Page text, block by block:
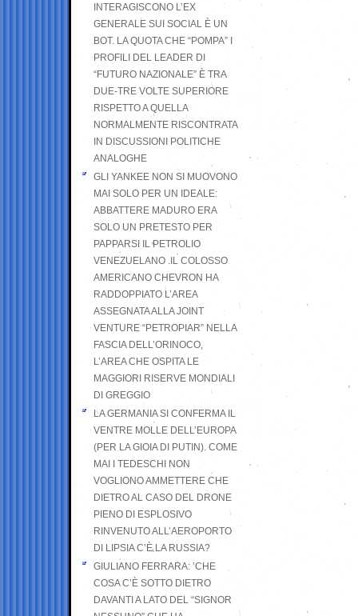
INTERAGISCONO L’EX
GENERALE SUI SOCIAL È UN
BOT. LA QUOTA CHE “POMPA” I
PROFILI DEL LEADER DI
“FUTURO NAZIONALE” È TRA
DUE-TRE VOLTE SUPERIORE
RISPETTO A QUELLA
NORMALMENTE RISCONTRATA
IN DISCUSSIONI POLITICHE
ANALOGHE
GLI YANKEE NON SI MUOVONO
MAI SOLO PER UN IDEALE:
ABBATTERE MADURO ERA
SOLO UN PRETESTO PER
PAPPARSI IL PETROLIO
VENEZUELANO .IL COLOSSO
AMERICANO CHEVRON HA
RADDOPPIATO L’AREA
ASSEGNATA ALLA JOINT
VENTURE “PETROPIAR” NELLA
FASCIA DELL’ORINOCO,
L’AREA CHE OSPITA LE
MAGGIORI RISERVE MONDIALI
DI GREGGIO
LA GERMANIA SI CONFERMA IL
VENTRE MOLLE DELL’EUROPA
(PER LA GIOIA DI PUTIN). COME
MAI I TEDESCHI NON
VOGLIONO AMMETTERE CHE
DIETRO AL CASO DEL DRONE
PIENO DI ESPLOSIVO
RINVENUTO ALL’AEROPORTO
DI LIPSIA C’È LA RUSSIA?
GIULIANO FERRARA: ’CHE
COSA C’È SOTTO DIETRO
DAVANTI A LATO DEL “SIGNOR